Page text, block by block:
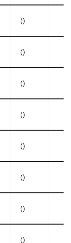
()
()
()
()
()
()
()
()